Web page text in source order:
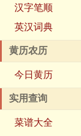
汉字笔顺
英汉词典
黄历农历
今日黄历
实用查询
菜谱大全